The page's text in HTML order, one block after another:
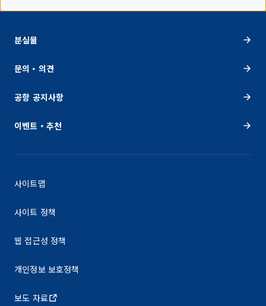
분실물
문의・의견
공항 공지사항
이벤트・추천
사이트맵
사이트 정책
웹 접근성 정책
개인정보 보호정책
보도 자료